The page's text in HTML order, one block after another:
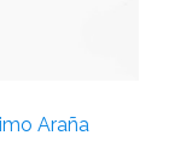
Araña